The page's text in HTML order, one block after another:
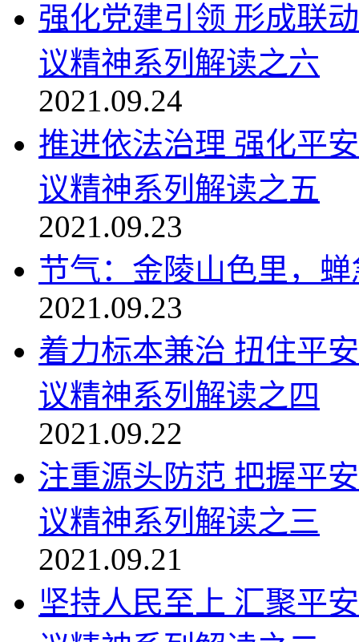
强化党建引领 形成联
议精神系列解读之六
2021.09.24
推进依法治理 强化平
议精神系列解读之五
2021.09.23
节气：金陵山色里，
2021.09.23
着力标本兼治 扭住平
议精神系列解读之四
2021.09.22
注重源头防范 把握平
议精神系列解读之三
2021.09.21
坚持人民至上 汇聚平